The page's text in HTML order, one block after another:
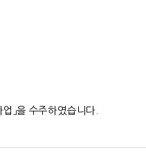
업 」을 수주하였습니다